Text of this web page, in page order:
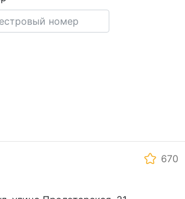
670